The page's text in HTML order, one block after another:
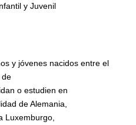
y Juvenil
y jóvenes nacidos entre el
de
o estudien en
de Alemania,
Luxemburgo,